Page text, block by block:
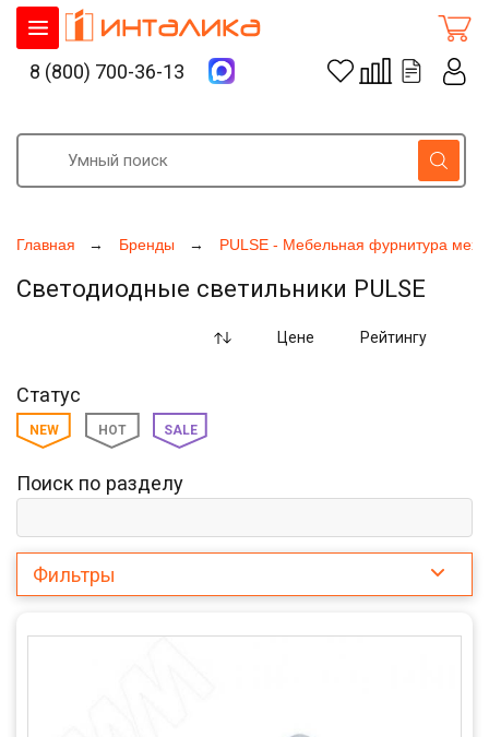
Главная Бренды PULSE - Мебельная фурнитура
Светодиодные светильники PULSE
Цене Рейтингу
Статус
NEW HOT SALE
Поиск по разделу
Фильтры
8 (800) 700-36-13